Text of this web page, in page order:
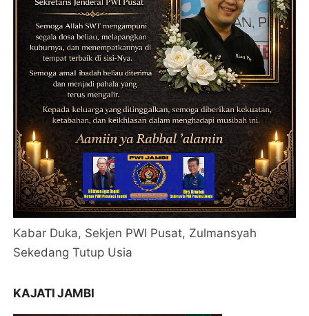
Kabar Duka, Sekjen PWI Pusat, Zulmansyah
Sekedang Tutup Usia
KAJATI JAMBI